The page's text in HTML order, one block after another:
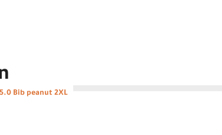
Bib peanut 2XL